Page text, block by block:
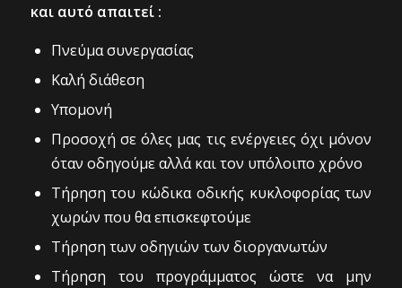
και αυτό απαιτεί :
Πνεύμα συνεργασίας
Καλή διάθεση
Υπομονή
Προσοχή σε όλες μας τις ενέργειες όχι μόνον
όταν οδηγούμε αλλά και τον υπόλοιπο χρόνο
Τήρηση του κώδικα οδικής κυκλοφορίας των
χωρών που θα επισκεφτούμε
Τήρηση των οδηγιών των διοργανωτών
Τήρηση του προγράμματος ώστε να μην